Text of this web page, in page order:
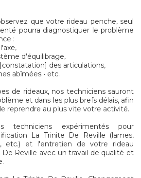
que votre rideau penche, seul
pourra diagnostiquer le problème
:
d'équilibrage,
des articulations,
abîmées • etc.
de rideaux, nos techniciens sauront
et dans les plus brefs délais, afin
reprendre au plus vite votre activité.
techniciens expérimentés pour
La Trinite De Reville (lames,
etc.) et l'entretien de votre rideau
Reville avec un travail de qualité et